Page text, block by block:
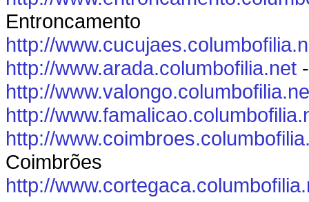
Entroncamento
http://
http://www.arada.columbofilia.net
http://
http://
http://
Coimbrões
http://